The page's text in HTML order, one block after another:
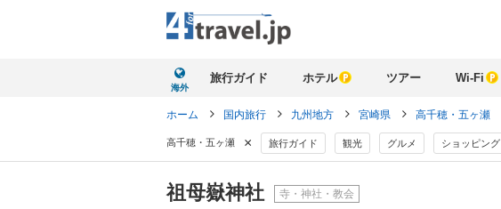
海外
旅行ガイド ホテル ツアー Wi-Fi
ホーム 国内旅行 九州地方 宮崎県 高千穂・五ヶ瀬
高千穂・五ヶ瀬 × 旅行ガイド 観光 グルメ ショッピング
祖母嶽神社 寺・神社・教会